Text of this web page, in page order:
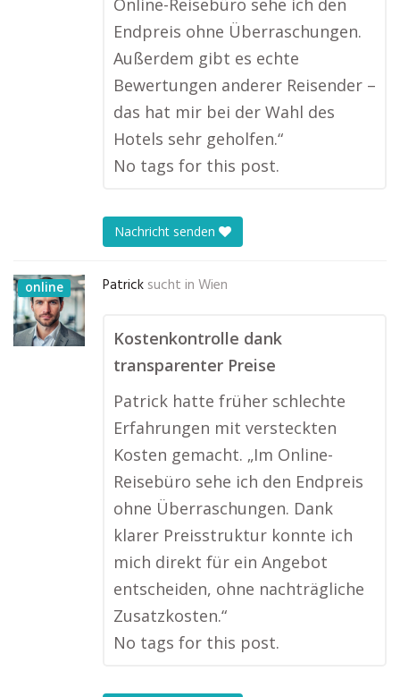
Online-Reisebüro sehe ich den
Endpreis ohne Überraschungen.
Außerdem gibt es echte
Bewertungen anderer Reisender –
das hat mir bei der Wahl des
Hotels sehr geholfen.“
No tags for this post.
Nachricht senden
online Patrick sucht in Wien
Kostenkontrolle dank
transparenter Preise
Patrick hatte früher schlechte
Erfahrungen mit versteckten
Kosten gemacht. „Im Online-
Reisebüro sehe ich den Endpreis
ohne Überraschungen. Dank
klarer Preisstruktur konnte ich
mich direkt für ein Angebot
entscheiden, ohne nachträgliche
Zusatzkosten.“
No tags for this post.